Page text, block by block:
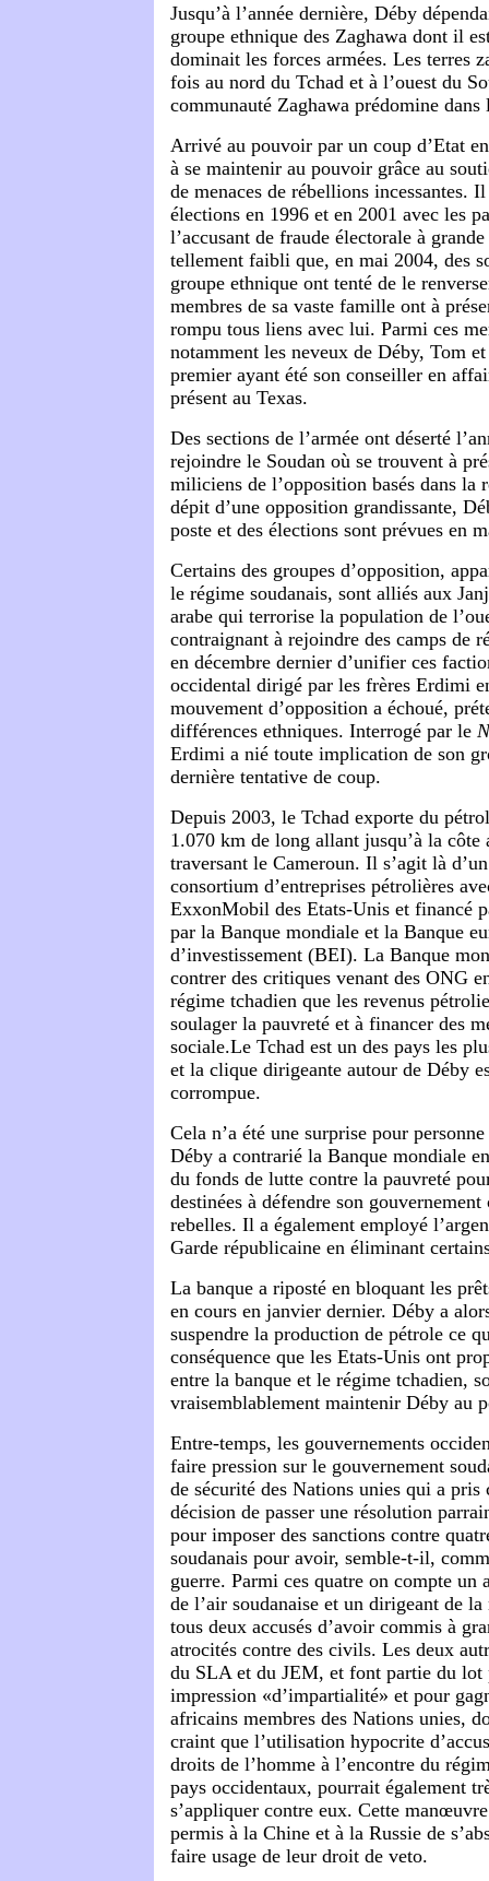
Jusqu’à l’année dernière, Déby
groupe ethnique des Zaghawa dont il
dominait les forces armées. Les terres
fois au nord du Tchad et à l’ouest du
communauté Zaghawa prédomine
Arrivé au pouvoir par un coup d’Etat
à se maintenir au pouvoir grâce au
de menaces de rébellions incessantes.
élections en 1996 et en 2001 avec les
l’accusant de fraude électorale à
tellement faibli que, en mai 2004, des
groupe ethnique ont tenté de le
membres de sa vaste famille ont à
rompu tous liens avec lui. Parmi ces
notamment les neveux de Déby, Tom
premier ayant été son conseiller en
présent au Texas.
Des sections de l’armée ont déserté
rejoindre le Soudan où se trouvent à
miliciens de l’opposition basés dans la
dépit d’une opposition grandissante,
poste et des élections sont prévues en
Certains des groupes d’opposition,
le régime soudanais, sont alliés aux
arabe qui terrorise la population de
contraignant à rejoindre des camps de
en décembre dernier d’unifier ces
occidental dirigé par les frères Erdimi
mouvement d’opposition a échoué,
différences ethniques. Interrogé par le
Erdimi a nié toute implication de son
dernière tentative de coup.
Depuis 2003, le Tchad exporte du
1.070 km de long allant jusqu’à la côte
traversant le Cameroun. Il s’agit là
consortium d’entreprises pétrolières
ExxonMobil des Etats-Unis et financé
par la Banque mondiale et la Banque
d’investissement (BEI). La Banque
contrer des critiques venant des ONG
régime tchadien que les revenus
soulager la pauvreté et à financer des
sociale.Le Tchad est un des pays les
et la clique dirigeante autour de Déby
corrompue.
Cela n’a été une surprise pour
Déby a contrarié la Banque mondiale
du fonds de lutte contre la pauvreté
destinées à défendre son gouvernement
rebelles. Il a également employé
Garde républicaine en éliminant
La banque a riposté en bloquant les
en cours en janvier dernier. Déby a
suspendre la production de pétrole ce
conséquence que les Etats-Unis ont
entre la banque et le régime tchadien,
vraisemblablement maintenir Déby au
Entre-temps, les gouvernements
faire pression sur le gouvernement
de sécurité des Nations unies qui a pris
décision de passer une résolution
pour imposer des sanctions contre
soudanais pour avoir, semble-t-il,
guerre. Parmi ces quatre on compte un
de l’air soudanaise et un dirigeant de
tous deux accusés d’avoir commis à
atrocités contre des civils. Les deux
du SLA et du JEM, et font partie du lot
impression «d’impartialité» et pour
africains membres des Nations unies,
craint que l’utilisation hypocrite
droits de l’homme à l’encontre du
pays occidentaux, pourrait également
s’appliquer contre eux. Cette
permis à la Chine et à la Russie de
faire usage de leur droit de veto.